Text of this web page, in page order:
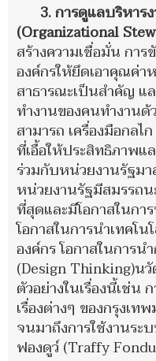
3.การดูแลบริหาร
(Organizational
สร้างความเชื่อมั่นการ
องค์กรให้ยึดเอาคุณค่
สาธารณะเป็นสำคัญ แ
ทำงานของคนทำงานด้
สามารถ เครื่องมือกล
ที่เอื้อให้ประสิทธิภาพแ
ร่วมกับหน่วยงานรัฐม
หน่วยงานรัฐมีสมรรถ
ที่สุดและมีโอกาสในก
โอกาสในการนำเทคโ
องค์กร โอกาสในการ
(Design Thinking)น
ตัวอย่างในเรื่องนี้เช่น
เรื่องต่างๆ ของกรุงเ
จนมาถึงการใช้งานร
ฟองดูว์ (Traffy